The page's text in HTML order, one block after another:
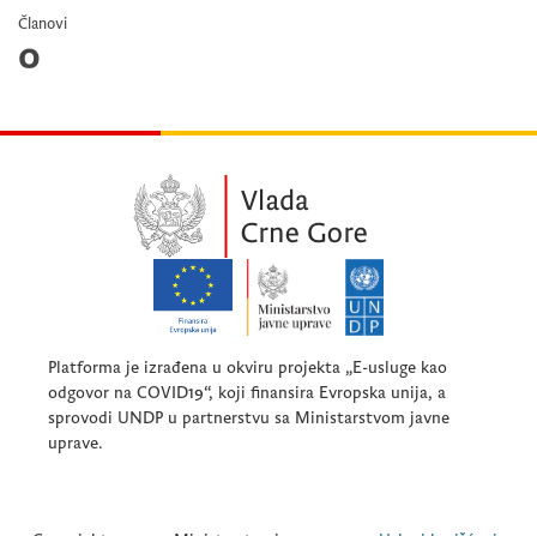
Članovi
0
Platforma je izrađena u okviru projekta „E-usluge kao
odgovor na COVID19“, koji finansira Evropska unija, a
sprovodi UNDP u partnerstvu sa Ministarstvom javne
uprave.